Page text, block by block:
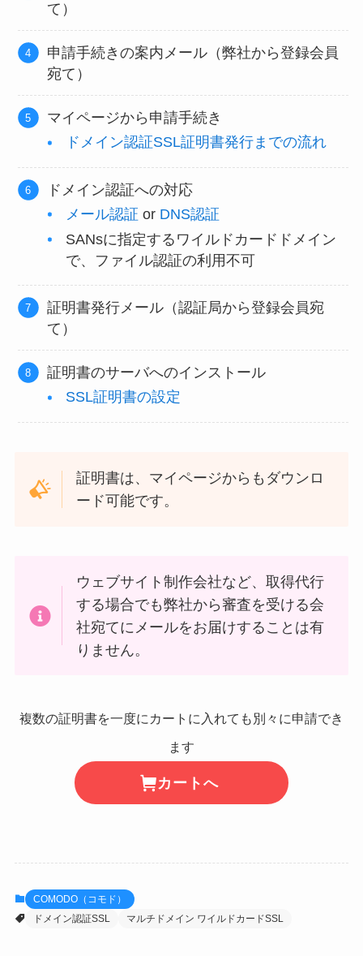
て）
申請手続きの案内メール（弊社から登録会員
宛て）
マイページから申請手続き
ドメイン認証SSL証明書発行までの流れ
ドメイン認証への対応
メール認証 or DNS認証
SANsに指定するワイルドカードドメイン
で、ファイル認証の利用不可
証明書発行メール（認証局から登録会員宛
て）
証明書のサーバへのインストール
SSL証明書の設定
証明書は、マイページからもダウンロ
ード可能です。
ウェブサイト制作会社など、取得代行
する場合でも弊社から審査を受ける会
社宛てにメールをお届けすることは有
りません。
複数の証明書を一度にカートに入れても別々に申請でき
ます
カートへ
COMODO（コモド）
ドメイン認証SSL
マルチドメイン ワイルドカードSSL